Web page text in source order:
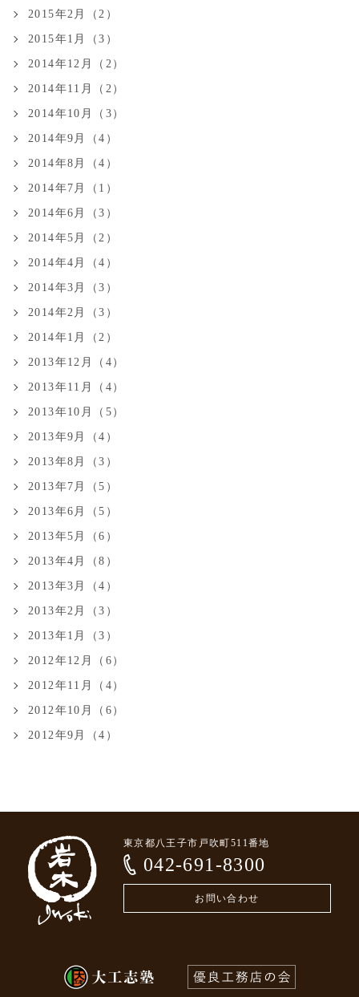
2015年2月（2）
2015年1月（3）
2014年12月（2）
2014年11月（2）
2014年10月（3）
2014年9月（4）
2014年8月（4）
2014年7月（1）
2014年6月（3）
2014年5月（2）
2014年4月（4）
2014年3月（3）
2014年2月（3）
2014年1月（2）
2013年12月（4）
2013年11月（4）
2013年10月（5）
2013年9月（4）
2013年8月（3）
2013年7月（5）
2013年6月（5）
2013年5月（6）
2013年4月（8）
2013年3月（4）
2013年2月（3）
2013年1月（3）
2012年12月（6）
2012年11月（4）
2012年10月（6）
2012年9月（4）
東京都八王子市戸吹町511番地
042-691-8300
お問い合わせ